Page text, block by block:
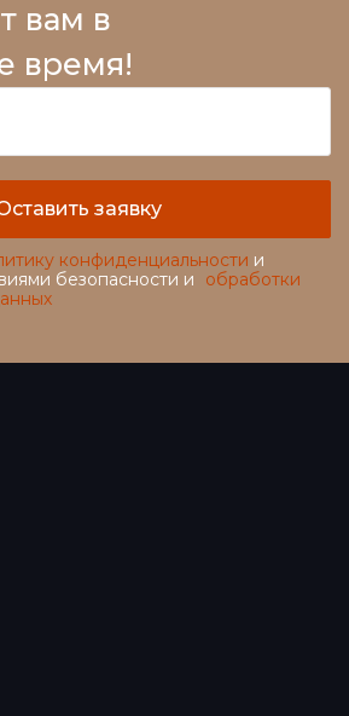
вам в
время!
заявку
конфиденциальности и
безопасности и
обработки